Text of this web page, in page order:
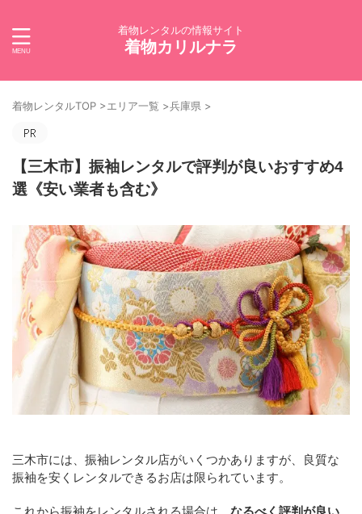
着物レンタルの情報サイト
着物カリルナラ
着物レンタルTOP >エリア一覧 >兵庫県 >
【三木市】振袖レンタルで評判が良いおすすめ4
選《安い業者も含む》
三木市には、振袖レンタル店がいくつかありますが、良質な
振袖を安くレンタルできるお店は限られています。